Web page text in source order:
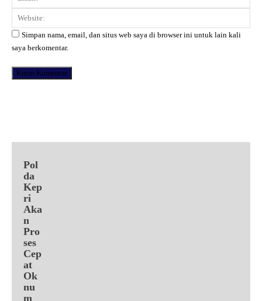
Simpan nama, email, dan situs web saya di browser ini untuk lain kali
saya berkomentar.
Pol
da
Kep
ri
Aka
n
Pro
ses
Cep
at
Ok
nu
m